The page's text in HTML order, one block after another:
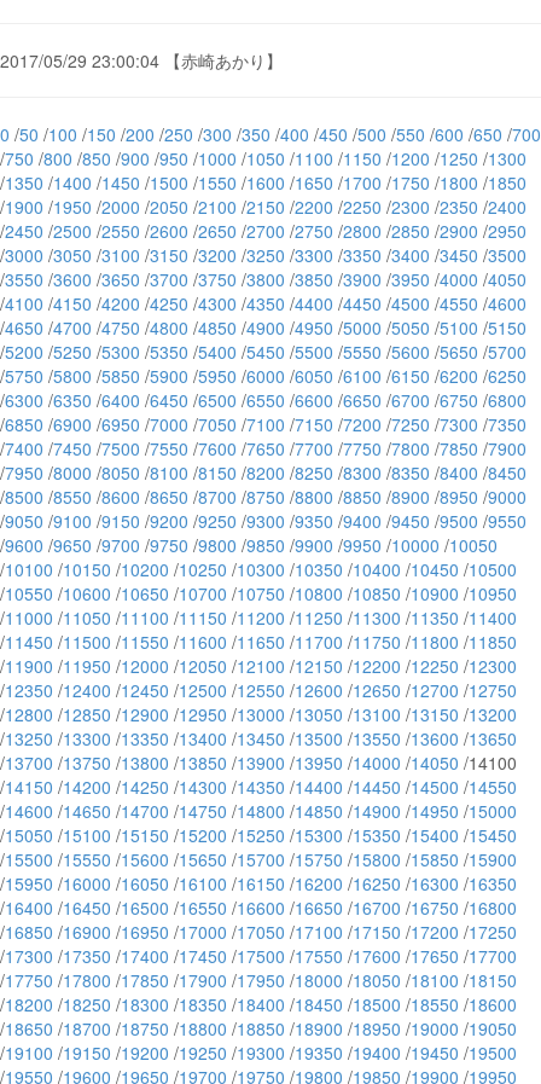
2017/05/29 23:00:04 【赤崎あかり】
0 /50 /100 /150 /200 /250 /300 /350 /400 /450 /500 /550 /600 /650 /700
/750 /800 /850 /900 /950 /1000 /1050 /1100 /1150 /1200 /1250 /1300
/1350 /1400 /1450 /1500 /1550 /1600 /1650 /1700 /1750 /1800 /1850
/1900 /1950 /2000 /2050 /2100 /2150 /2200 /2250 /2300 /2350 /2400
/2450 /2500 /2550 /2600 /2650 /2700 /2750 /2800 /2850 /2900 /2950
/3000 /3050 /3100 /3150 /3200 /3250 /3300 /3350 /3400 /3450 /3500
/3550 /3600 /3650 /3700 /3750 /3800 /3850 /3900 /3950 /4000 /4050
/4100 /4150 /4200 /4250 /4300 /4350 /4400 /4450 /4500 /4550 /4600
/4650 /4700 /4750 /4800 /4850 /4900 /4950 /5000 /5050 /5100 /5150
/5200 /5250 /5300 /5350 /5400 /5450 /5500 /5550 /5600 /5650 /5700
/5750 /5800 /5850 /5900 /5950 /6000 /6050 /6100 /6150 /6200 /6250
/6300 /6350 /6400 /6450 /6500 /6550 /6600 /6650 /6700 /6750 /6800
/6850 /6900 /6950 /7000 /7050 /7100 /7150 /7200 /7250 /7300 /7350
/7400 /7450 /7500 /7550 /7600 /7650 /7700 /7750 /7800 /7850 /7900
/7950 /8000 /8050 /8100 /8150 /8200 /8250 /8300 /8350 /8400 /8450
/8500 /8550 /8600 /8650 /8700 /8750 /8800 /8850 /8900 /8950 /9000
/9050 /9100 /9150 /9200 /9250 /9300 /9350 /9400 /9450 /9500 /9550
/9600 /9650 /9700 /9750 /9800 /9850 /9900 /9950 /10000 /10050
/10100 /10150 /10200 /10250 /10300 /10350 /10400 /10450 /10500
/10550 /10600 /10650 /10700 /10750 /10800 /10850 /10900 /10950
/11000 /11050 /11100 /11150 /11200 /11250 /11300 /11350 /11400
/11450 /11500 /11550 /11600 /11650 /11700 /11750 /11800 /11850
/11900 /11950 /12000 /12050 /12100 /12150 /12200 /12250 /12300
/12350 /12400 /12450 /12500 /12550 /12600 /12650 /12700 /12750
/12800 /12850 /12900 /12950 /13000 /13050 /13100 /13150 /13200
/13250 /13300 /13350 /13400 /13450 /13500 /13550 /13600 /13650
/13700 /13750 /13800 /13850 /13900 /13950 /14000 /14050 /14100
/14150 /14200 /14250 /14300 /14350 /14400 /14450 /14500 /14550
/14600 /14650 /14700 /14750 /14800 /14850 /14900 /14950 /15000
/15050 /15100 /15150 /15200 /15250 /15300 /15350 /15400 /15450
/15500 /15550 /15600 /15650 /15700 /15750 /15800 /15850 /15900
/15950 /16000 /16050 /16100 /16150 /16200 /16250 /16300 /16350
/16400 /16450 /16500 /16550 /16600 /16650 /16700 /16750 /16800
/16850 /16900 /16950 /17000 /17050 /17100 /17150 /17200 /17250
/17300 /17350 /17400 /17450 /17500 /17550 /17600 /17650 /17700
/17750 /17800 /17850 /17900 /17950 /18000 /18050 /18100 /18150
/18200 /18250 /18300 /18350 /18400 /18450 /18500 /18550 /18600
/18650 /18700 /18750 /18800 /18850 /18900 /18950 /19000 /19050
/19100 /19150 /19200 /19250 /19300 /19350 /19400 /19450 /19500
/19550 /19600 /19650 /19700 /19750 /19800 /19850 /19900 /19950